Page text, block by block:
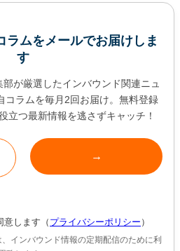
ラムをメールでお届けしま
す
が厳選したインバウンド関連ニュ
コラムを毎月2回お届け。無料登録
立つ最新情報を逃さずキャッチ！
意します（ プライバシーポリシー ）
インバウンド情報の定期配信のために利